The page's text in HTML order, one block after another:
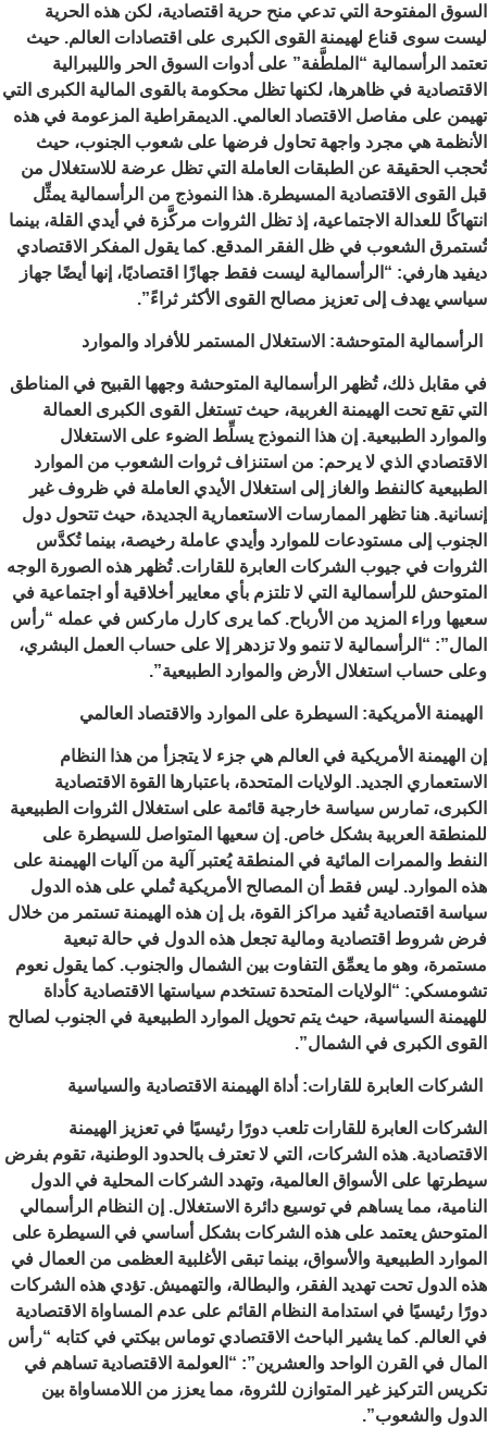
السوق المفتوحة التي تدعي منح حرية اقتصادية، لكن هذه الحرية
ليست سوى قناع لهيمنة القوى الكبرى على اقتصادات العالم. حيث
تعتمد الرأسمالية “الملطَّفة” على أدوات السوق الحر والليبرالية
الاقتصادية في ظاهرها، لكنها تظل محكومة بالقوى المالية الكبرى التي
تهيمن على مفاصل الاقتصاد العالمي. الديمقراطية المزعومة في هذه
الأنظمة هي مجرد واجهة تحاول فرضها على شعوب الجنوب، حيث
تُحجب الحقيقة عن الطبقات العاملة التي تظل عرضة للاستغلال من
قبل القوى الاقتصادية المسيطرة. هذا النموذج من الرأسمالية يمثِّل
انتهاكًا للعدالة الاجتماعية، إذ تظل الثروات مركَّزة في أيدي القلة، بينما
تُستمرق الشعوب في ظل الفقر المدقع. كما يقول المفكر الاقتصادي
ديفيد هارفي: “الرأسمالية ليست فقط جهازًا اقتصاديًا، إنها أيضًا جهاز
سياسي يهدف إلى تعزيز مصالح القوى الأكثر ثراءً”.
الرأسمالية المتوحشة: الاستغلال المستمر للأفراد والموارد
في مقابل ذلك، تُظهر الرأسمالية المتوحشة وجهها القبيح في المناطق
التي تقع تحت الهيمنة الغربية، حيث تستغل القوى الكبرى العمالة
والموارد الطبيعية. إن هذا النموذج يسلِّط الضوء على الاستغلال
الاقتصادي الذي لا يرحم: من استنزاف ثروات الشعوب من الموارد
الطبيعية كالنفط والغاز إلى استغلال الأيدي العاملة في ظروف غير
إنسانية. هنا تظهر الممارسات الاستعمارية الجديدة، حيث تتحول دول
الجنوب إلى مستودعات للموارد وأيدي عاملة رخيصة، بينما تُكدَّس
الثروات في جيوب الشركات العابرة للقارات. تُظهر هذه الصورة الوجه
المتوحش للرأسمالية التي لا تلتزم بأي معايير أخلاقية أو اجتماعية في
سعيها وراء المزيد من الأرباح. كما يرى كارل ماركس في عمله “رأس
المال”: “الرأسمالية لا تنمو ولا تزدهر إلا على حساب العمل البشري،
وعلى حساب استغلال الأرض والموارد الطبيعية”.
الهيمنة الأمريكية: السيطرة على الموارد والاقتصاد العالمي
إن الهيمنة الأمريكية في العالم هي جزء لا يتجزأ من هذا النظام
الاستعماري الجديد. الولايات المتحدة، باعتبارها القوة الاقتصادية
الكبرى، تمارس سياسة خارجية قائمة على استغلال الثروات الطبيعية
للمنطقة العربية بشكل خاص. إن سعيها المتواصل للسيطرة على
النفط والممرات المائية في المنطقة يُعتبر آلية من آليات الهيمنة على
هذه الموارد. ليس فقط أن المصالح الأمريكية تُملي على هذه الدول
سياسة اقتصادية تُفيد مراكز القوة، بل إن هذه الهيمنة تستمر من خلال
فرض شروط اقتصادية ومالية تجعل هذه الدول في حالة تبعية
مستمرة، وهو ما يعمِّق التفاوت بين الشمال والجنوب. كما يقول نعوم
تشومسكي: “الولايات المتحدة تستخدم سياستها الاقتصادية كأداة
للهيمنة السياسية، حيث يتم تحويل الموارد الطبيعية في الجنوب لصالح
القوى الكبرى في الشمال”.
الشركات العابرة للقارات: أداة الهيمنة الاقتصادية والسياسية
الشركات العابرة للقارات تلعب دورًا رئيسيًا في تعزيز الهيمنة
الاقتصادية. هذه الشركات، التي لا تعترف بالحدود الوطنية، تقوم بفرض
سيطرتها على الأسواق العالمية، وتهدد الشركات المحلية في الدول
النامية، مما يساهم في توسيع دائرة الاستغلال. إن النظام الرأسمالي
المتوحش يعتمد على هذه الشركات بشكل أساسي في السيطرة على
الموارد الطبيعية والأسواق، بينما تبقى الأغلبية العظمى من العمال في
هذه الدول تحت تهديد الفقر، والبطالة، والتهميش. تؤدي هذه الشركات
دورًا رئيسيًا في استدامة النظام القائم على عدم المساواة الاقتصادية
في العالم. كما يشير الباحث الاقتصادي توماس بيكتي في كتابه “رأس
المال في القرن الواحد والعشرين”: “العولمة الاقتصادية تساهم في
تكريس التركيز غير المتوازن للثروة، مما يعزز من اللامساواة بين
الدول والشعوب”.